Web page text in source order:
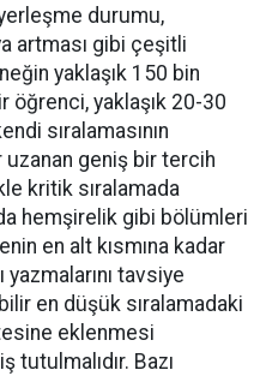
durumu,
artması gibi çeşitli
yaklaşık 150 bin
öğrenci, yaklaşık 20-30
sıralamasının
geniş bir tercih
kritik sıralamada
hemşirelik gibi bölümleri
en alt kısmına kadar
tavsiye
en düşük sıralamadaki
eklenmesi
tutulmalıdır. Bazı